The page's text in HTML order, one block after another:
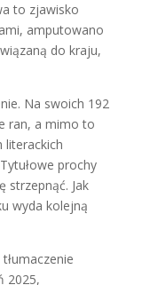
to zjawisko
amputowano
do kraju,
Na swoich 192
ran, a mimo to
literackich
prochy
strzepnąć. Jak
wyda kolejną
2025,